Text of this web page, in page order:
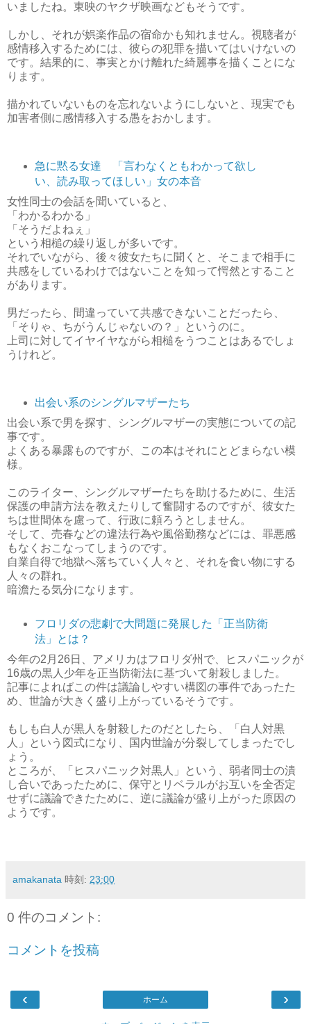
いましたね。東映のヤクザ映画などもそうです。
しかし、それが娯楽作品の宿命かも知れません。視聴者が
感情移入するためには、彼らの犯罪を描いてはいけないの
です。結果的に、事実とかけ離れた綺麗事を描くことにな
ります。
描かれていないものを忘れないようにしないと、現実でも
加害者側に感情移入する愚をおかします。
急に黙る女達 「言わなくともわかって欲し
い、読み取ってほしい」女の本音
女性同士の会話を聞いていると、
「わかるわかる」
「そうだよねぇ」
という相槌の繰り返しが多いです。
それでいながら、後々彼女たちに聞くと、そこまで相手に
共感をしているわけではないことを知って愕然とすること
があります。
男だったら、間違っていて共感できないことだったら、
「そりゃ、ちがうんじゃないの？」というのに。
上司に対してイヤイヤながら相槌をうつことはあるでしょ
うけれど。
出会い系のシングルマザーたち
出会い系で男を探す、シングルマザーの実態についての記
事です。
よくある暴露ものですが、この本はそれにとどまらない模
様。
このライター、シングルマザーたちを助けるために、生活
保護の申請方法を教えたりして奮闘するのですが、彼女た
ちは世間体を慮って、行政に頼ろうとしません。
そして、売春などの違法行為や風俗勤務などには、罪悪感
もなくおこなってしまうのです。
自業自得で地獄へ落ちていく人々と、それを食い物にする
人々の群れ。
暗澹たる気分になります。
フロリダの悲劇で大問題に発展した「正当防衛
法」とは？
今年の2月26日、アメリカはフロリダ州で、ヒスパニックが
16歳の黒人少年を正当防衛法に基づいて射殺しました。
記事によればこの件は議論しやすい構図の事件であったた
め、世論が大きく盛り上がっているそうです。
もしも白人が黒人を射殺したのだとしたら、「白人対黒
人」という図式になり、国内世論が分裂してしまったでし
ょう。
ところが、「ヒスパニック対黒人」という、弱者同士の潰
し合いであったために、保守とリベラルがお互いを全否定
せずに議論できたために、逆に議論が盛り上がった原因の
ようです。
amakanata 時刻: 23:00
0 件のコメント:
コメントを投稿
‹ ›
ホーム